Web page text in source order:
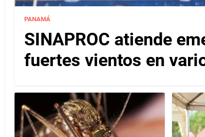
PANAMÁ
SINAPROC atiende
fuertes vientos en